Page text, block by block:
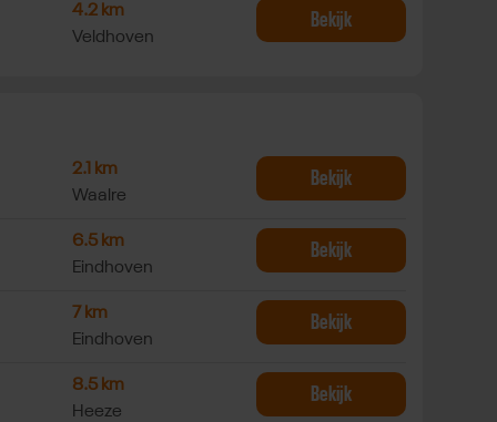
4.2 km
Veldhoven
Bekijk
Roemer in Agnus Dei kerk
2.1 km
Waalre
Bekijk
Roemer in Gymzaal Strijpdorp
6.5 km
Eindhoven
Bekijk
Roemer in Voedselbos
7 km
Eindhoven
Bekijk
Roemer in Sporthal de Pompenmaker
8.5 km
Heeze
Bekijk